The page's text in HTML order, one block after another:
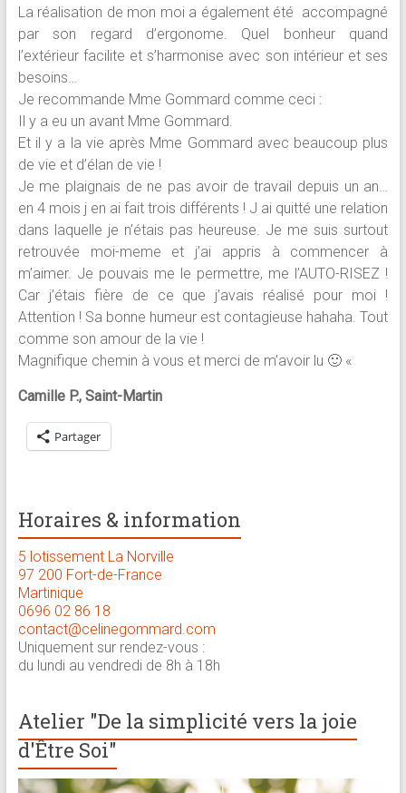
La réalisation de mon moi a également été accompagné
par son regard d’ergonome. Quel bonheur quand
l’extérieur facilite et s’harmonise avec son intérieur et ses
besoins…
Je recommande Mme Gommard comme ceci :
Il y a eu un avant Mme Gommard.
Et il y a la vie après Mme Gommard avec beaucoup plus
de vie et d’élan de vie !
Je me plaignais de ne pas avoir de travail depuis un an…
en 4 mois j en ai fait trois différents ! J ai quitté une relation
dans laquelle je n’étais pas heureuse. Je me suis surtout
retrouvée moi-meme et j’ai appris à commencer à
m’aimer. Je pouvais me le permettre, me l’AUTO-RISEZ !
Car j’étais fière de ce que j’avais réalisé pour moi !
Attention ! Sa bonne humeur est contagieuse hahaha. Tout
comme son amour de la vie !
Magnifique chemin à vous et merci de m’avoir lu 🙂 «
Camille P., Saint-Martin
Partager
Horaires & information
5 lotissement La Norville
97 200 Fort-de-France
Martinique
0696 02 86 18
contact@celinegommard.com
Uniquement sur rendez-vous :
du lundi au vendredi de 8h à 18h
Atelier "De la simplicité vers la joie
d'Être Soi"